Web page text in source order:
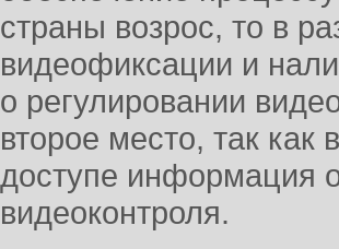
страны возрос, то в
видеофиксации и
о регулировании
второе место, так как
доступе информация
видеоконтроля.